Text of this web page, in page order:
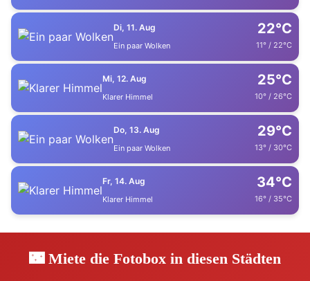
Di, 11. Aug
Ein paar Wolken
22°C
11° / 22°C
Mi, 12. Aug
Klarer Himmel
25°C
10° / 26°C
Do, 13. Aug
Ein paar Wolken
29°C
13° / 30°C
Fr, 14. Aug
Klarer Himmel
34°C
16° / 35°C
🌃 Miete die Fotobox in diesen Städten